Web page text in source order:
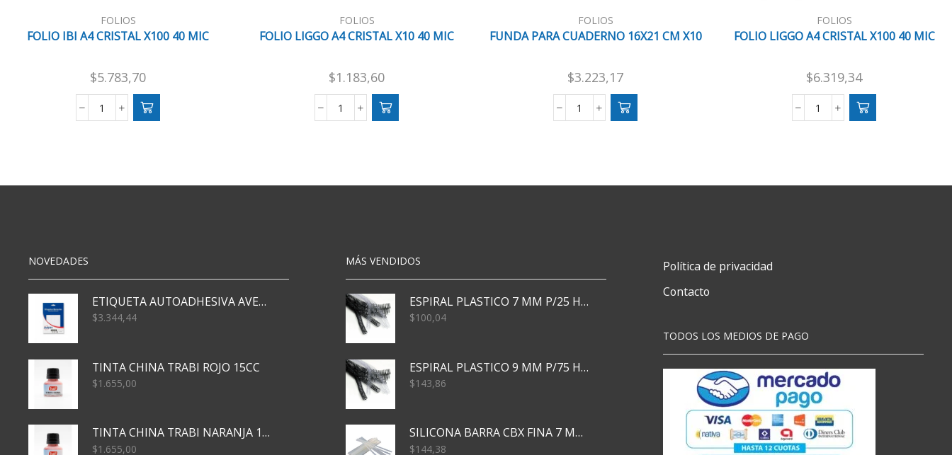
FOLIOS
FOLIO IBI A4 CRISTAL X100 40 MIC
$5.783,70
FOLIO
40
FOLIOS
FOLIO LIGGO A4 CRISTAL X10 40 MIC
$1.183,60
FOLIO
40
FOLIOS
FUNDA PARA CUADERNO 16X21 CM X10
$3.223,17
FUNDA
X10
FOLIOS
FOLIO LIGGO A4 CRISTAL X100 40 MIC
$6.319,34
FOLIO
40
NOVEDADES
ETIQUETA AUTOADHESIVA AVERY 3026 30H 20 X 70
$3.344,44
TINTA CHINA TRABI ROJO 15CC
$1.655,00
TINTA CHINA TRABI NARANJA 15CC
$1.655,00
MÁS VENDIDOS
ESPIRAL PLASTICO 7 MM P/25 HJS X50x3000
$100,04
ESPIRAL PLASTICO 9 MM P/75 HJS X50X2400
$143,86
SILICONA BARRA CBX FINA 7 MM 28 CM
$144,38
Política de privacidad
Contacto
TODOS LOS MEDIOS DE PAGO